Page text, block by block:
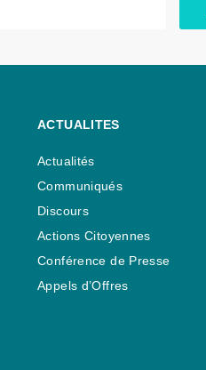
ACTUALITES
Actualités
Communiqués
Discours
Actions Citoyennes
Conférence de Presse
Appels d’Offres